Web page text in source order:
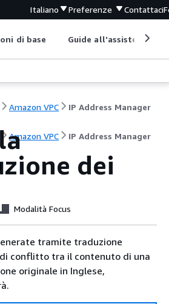
Italiano Preferenze Contattaci
di base Guide all'assistenza
Amazon VPC IP Address Manager
Amazon VPC IP Address Manager
dei
Modalità Focus
tramite traduzione
conflitto tra il contenuto di una
originale in Inglese,